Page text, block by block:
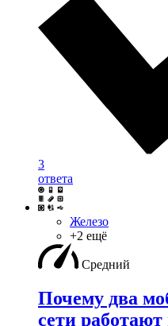
3
ответа
Железо
+2 ещё
Средний
Почему два
сети